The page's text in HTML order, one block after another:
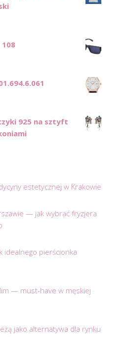
108
925 na sztyft
estetycznej w Krakowie
— jak wybrać fryzjera
pierścionka
— must-have w męskiej
jako alternatywa dla rynku